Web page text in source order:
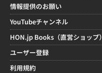
情報提供のお願い
YouTubeチャンネル
HON.jp Books（直営ショップ）
ユーザー登録
利用規約